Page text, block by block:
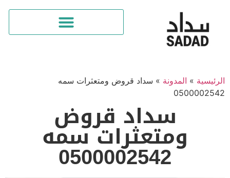
»المدونة»سداد قروض ومتعثرات سمه
سداد قروض
ومتعثرات سمه
0500002542